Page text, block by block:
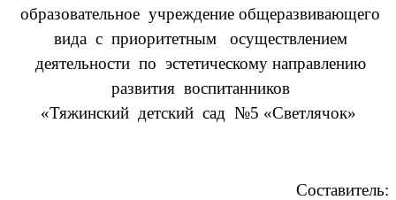
образовательное учреждение общеразвивающего
вида с приоритетным осуществлением
деятельности по эстетическому направлению
развития воспитанников
«Тяжинский детский сад №5 «Светлячок»
Составитель: